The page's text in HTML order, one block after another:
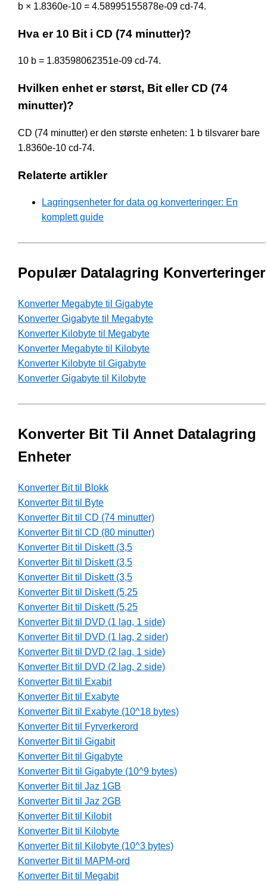
b × 1.8360e-10 = 4.58995155878e-09 cd-74.
Hva er 10 Bit i CD (74 minutter)?
10 b = 1.83598062351e-09 cd-74.
Hvilken enhet er størst, Bit eller CD (74
minutter)?
CD (74 minutter) er den største enheten: 1 b tilsvarer bare
1.8360e-10 cd-74.
Relaterte artikler
Lagringsenheter for data og konverteringer: En
komplett guide
Populær Datalagring Konverteringer
Konverter Megabyte til Gigabyte
Konverter Gigabyte til Megabyte
Konverter Kilobyte til Megabyte
Konverter Megabyte til Kilobyte
Konverter Kilobyte til Gigabyte
Konverter Gigabyte til Kilobyte
Konverter Bit Til Annet Datalagring
Enheter
Konverter Bit til Blokk
Konverter Bit til Byte
Konverter Bit til CD (74 minutter)
Konverter Bit til CD (80 minutter)
Konverter Bit til Diskett (3,5
Konverter Bit til Diskett (3,5
Konverter Bit til Diskett (3,5
Konverter Bit til Diskett (5,25
Konverter Bit til Diskett (5,25
Konverter Bit til DVD (1 lag, 1 side)
Konverter Bit til DVD (1 lag, 2 sider)
Konverter Bit til DVD (2 lag, 1 side)
Konverter Bit til DVD (2 lag, 2 side)
Konverter Bit til Exabit
Konverter Bit til Exabyte
Konverter Bit til Exabyte (10^18 bytes)
Konverter Bit til Fyrverkerord
Konverter Bit til Gigabit
Konverter Bit til Gigabyte
Konverter Bit til Gigabyte (10^9 bytes)
Konverter Bit til Jaz 1GB
Konverter Bit til Jaz 2GB
Konverter Bit til Kilobit
Konverter Bit til Kilobyte
Konverter Bit til Kilobyte (10^3 bytes)
Konverter Bit til MAPM-ord
Konverter Bit til Megabit